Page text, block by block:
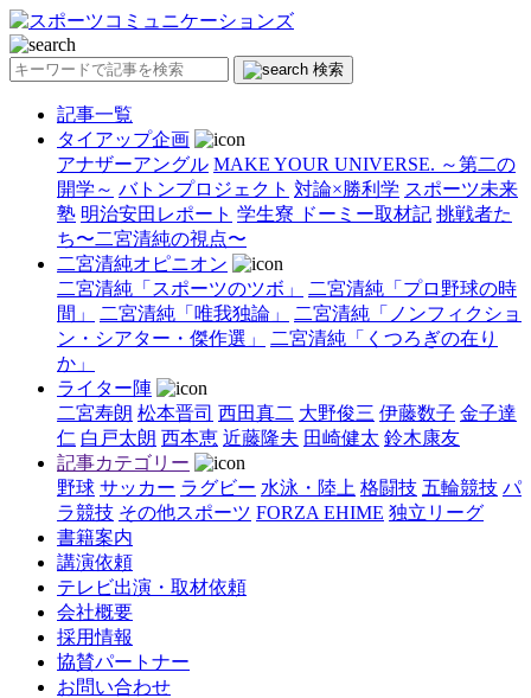
検索
記事一覧
タイアップ企画
アナザーアングル MAKE YOUR UNIVERSE. ～第二の
開学～ バトンプロジェクト 対論×勝利学 スポーツ未来
塾 明治安田レポート 学生寮 ドーミー取材記 挑戦者た
ち〜二宮清純の視点〜
二宮清純オピニオン
二宮清純「スポーツのツボ」
二宮清純「プロ野球の時
間」
二宮清純「唯我独論」
二宮清純「ノンフィクショ
ン・シアター・傑作選」
二宮清純「くつろぎの在り
か」
ライター陣
二宮寿朗 松本晋司 西田真二 大野俊三 伊藤数子 金子達
仁 白戸太朗 西本恵 近藤隆夫 田崎健太 鈴木康友
記事カテゴリー
野球 サッカー ラグビー 水泳・陸上 格闘技 五輪競技 パ
ラ競技 その他スポーツ FORZA EHIME 独立リーグ
書籍案内
講演依頼
テレビ出演・取材依頼
会社概要
採用情報
協賛パートナー
お問い合わせ